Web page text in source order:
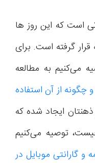
است که این روز ها
گرفته است. برای
می‌کنیم به مطالعه
از آن استفاده
ذهنتان ایجاد شده که
توصیه می‌کنیم
و گارانتی موبایل در